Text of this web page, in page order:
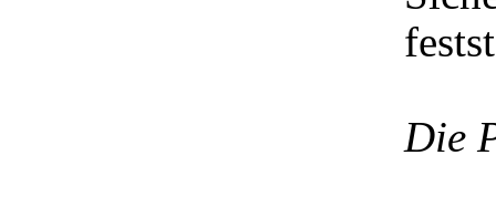
Die